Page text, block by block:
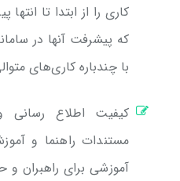
کاری را از ابتدا تا
که پیشرفت آنها در
با چندباره کاری‌های
کیفیت اطلاع رسانی
مستندات راهنما و
آموزشی برای راهبران